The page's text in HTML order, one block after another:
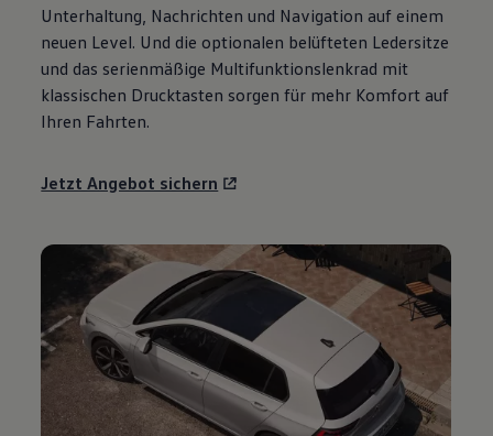
Unterhaltung, Nachrichten und Navigation auf einem
neuen Level. Und die optionalen belüfteten Ledersitze
und das serienmäßige Multifunktionslenkrad mit
klassischen Drucktasten sorgen für mehr Komfort auf
Ihren Fahrten.
Jetzt Angebot sichern